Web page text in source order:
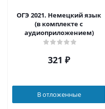
ОГЭ 2021. Немецкий язык
(в комплекте с
аудиоприложением)
321 ₽
В отложенные